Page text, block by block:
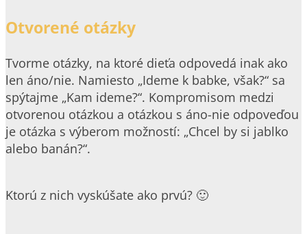
Otvorené otázky
Tvorme otázky, na ktoré dieťa odpovedá inak ako
len áno/nie. Namiesto „Ideme k babke, však?“ sa
spýtajme „Kam ideme?“. Kompromisom medzi
otvorenou otázkou a otázkou s áno-nie odpoveďou
je otázka s výberom možností: „Chcel by si jablko
alebo banán?“.
Ktorú z nich vyskúšate ako prvú? 🙂